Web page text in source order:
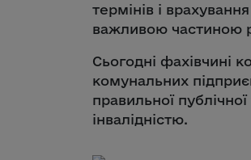
термінів і
важливою частиною
Сьогодні фахівчині
комунальних
правильної
інвалідністю.